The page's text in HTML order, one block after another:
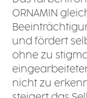
ORNAMIN
und fördert
ohne zu
nicht zu